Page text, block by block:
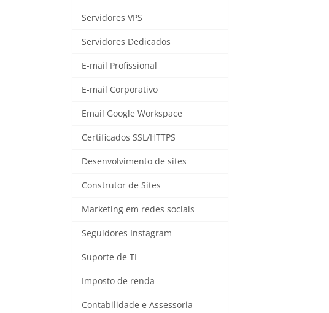
Servidores VPS
Servidores Dedicados
E-mail Profissional
E-mail Corporativo
Email Google Workspace
Certificados SSL/HTTPS
Desenvolvimento de sites
Construtor de Sites
Marketing em redes sociais
Seguidores Instagram
Suporte de TI
Imposto de renda
Contabilidade e Assessoria